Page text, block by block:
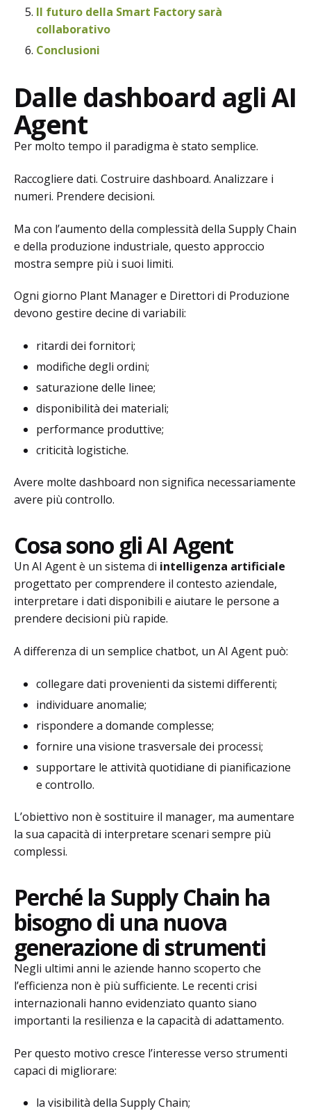
Il futuro della Smart Factory sarà
collaborativo
Conclusioni
Dalle dashboard agli AI
Agent
Per molto tempo il paradigma è stato semplice.
Raccogliere dati. Costruire dashboard. Analizzare i
numeri. Prendere decisioni.
Ma con l’aumento della complessità della Supply Chain
e della produzione industriale, questo approccio
mostra sempre più i suoi limiti.
Ogni giorno Plant Manager e Direttori di Produzione
devono gestire decine di variabili:
ritardi dei fornitori;
modifiche degli ordini;
saturazione delle linee;
disponibilità dei materiali;
performance produttive;
criticità logistiche.
Avere molte dashboard non significa necessariamente
avere più controllo.
Cosa sono gli AI Agent
Un AI Agent è un sistema di intelligenza artificiale
progettato per comprendere il contesto aziendale,
interpretare i dati disponibili e aiutare le persone a
prendere decisioni più rapide.
A differenza di un semplice chatbot, un AI Agent può:
collegare dati provenienti da sistemi differenti;
individuare anomalie;
rispondere a domande complesse;
fornire una visione trasversale dei processi;
supportare le attività quotidiane di pianificazione
e controllo.
L’obiettivo non è sostituire il manager, ma aumentare
la sua capacità di interpretare scenari sempre più
complessi.
Perché la Supply Chain ha
bisogno di una nuova
generazione di strumenti
Negli ultimi anni le aziende hanno scoperto che
l’efficienza non è più sufficiente. Le recenti crisi
internazionali hanno evidenziato quanto siano
importanti la resilienza e la capacità di adattamento.
Per questo motivo cresce l’interesse verso strumenti
capaci di migliorare:
la visibilità della Supply Chain;